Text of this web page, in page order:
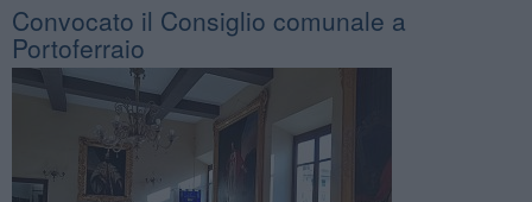
Convocato il Consiglio comunale a
Portoferraio